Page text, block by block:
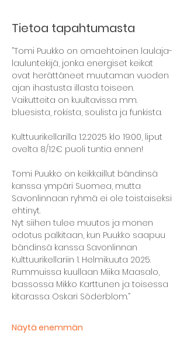
Tietoa tapahtumasta
”Tomi Puukko on omaehtoinen laulaja-
lauluntekijä, jonka energiset keikat
ovat herättäneet muutaman vuoden
ajan ihastusta illasta toiseen.
Vaikutteita on kuultavissa mm.
bluesista, rokista, soulista ja funkista.
Kulttuurikellarilla 1.2.2025 klo 19:00, liput
ovelta 8/12€ puoli tuntia ennen!
Tomi Puukko on keikkaillut bändinsä
kanssa ympäri Suomea, mutta
Savonlinnaan ryhmä ei ole toistaiseksi
ehtinyt.
Nyt siihen tulee muutos ja monen
odotus palkitaan, kun Puukko saapuu
bändinsä kanssa Savonlinnan
Kulttuurikellariin 1. Helmikuuta 2025.
Rummuissa kuullaan Miika Maasalo,
bassossa Mikko Karttunen ja toisessa
kitarassa Oskari Söderblom.”
Näytä enemmän